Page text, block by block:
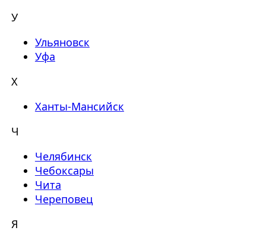
У
Ульяновск
Уфа
Х
Ханты-Мансийск
Ч
Челябинск
Чебоксары
Чита
Череповец
Я